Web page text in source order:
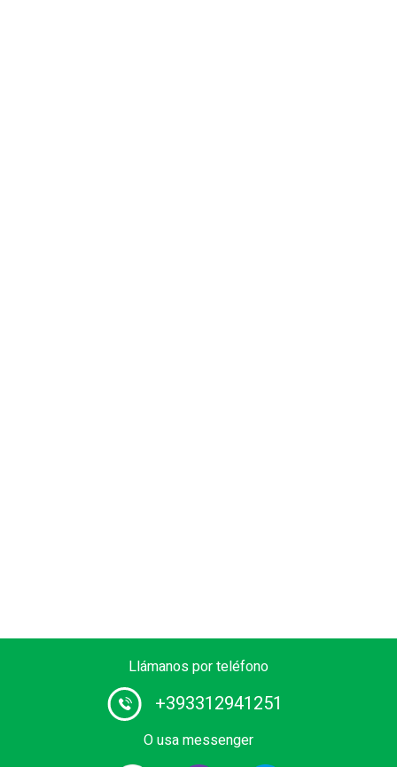
Llámanos por teléfono
+393312941251
O usa messenger